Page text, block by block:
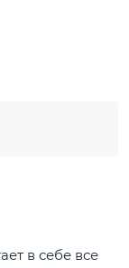
в себе все